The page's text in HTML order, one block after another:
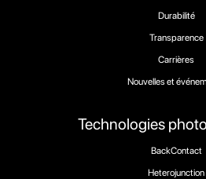
Technologies
BackContact
Heterojunction
Durabilité
Transparence
Carrières
Nouvelles et